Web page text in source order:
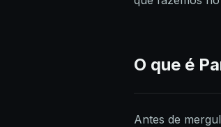
O que é
Antes de